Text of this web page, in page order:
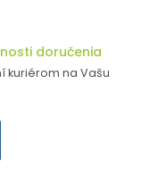
doručenia
kuriérom na Vašu